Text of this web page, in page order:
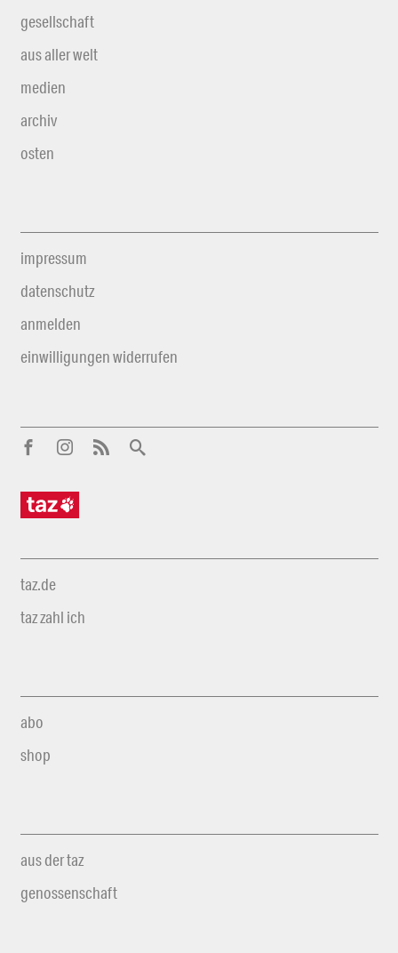
gesellschaft
aus aller welt
medien
archiv
osten
impressum
datenschutz
anmelden
einwilligungen widerrufen
taz.de
taz zahl ich
abo
shop
aus der taz
genossenschaft